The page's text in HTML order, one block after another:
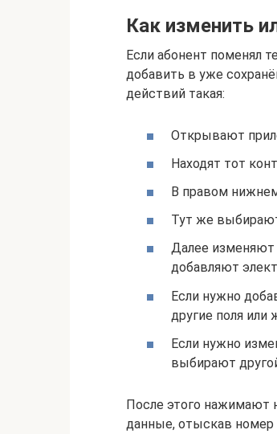
Как изменить
Если абонент поменял
добавить в уже
действий такая:
Открывают
Находят тот
В правом
Тут же
Далее изменяют
добавляют
Если нужно
другие поля
Если нужно
выбирают
После этого нажимают
данные, отыскав номер